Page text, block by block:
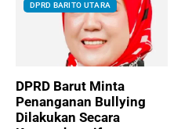
DPRD BARITO UTARA
DPRD Barut Minta
Penanganan Bullying
Dilakukan Secara